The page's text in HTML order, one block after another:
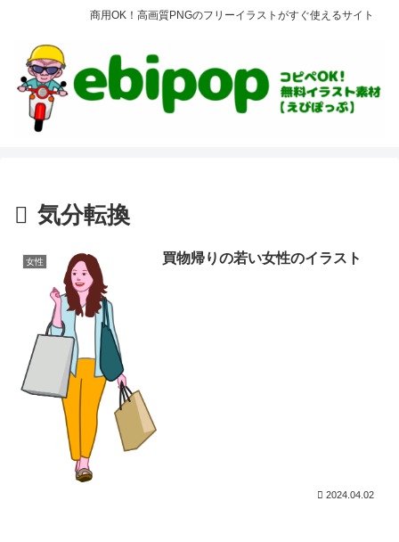
商用OK！高画質PNGのフリーイラストがすぐ使えるサイト
気分転換
女性 買物帰りの若い女性のイラスト
2024.04.02